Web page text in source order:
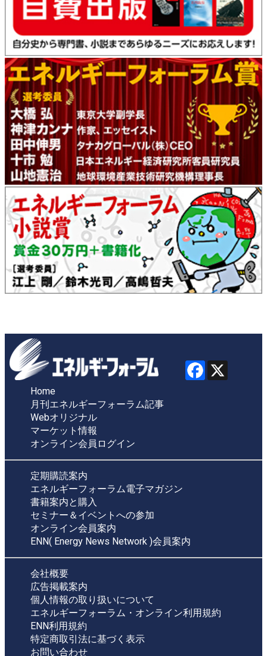
Home
月刊エネルギーフォーラム記事
Webオリジナル
マーケット情報
オンライン会員ログイン
定期購読案内
エネルギーフォーラム電子マガジン
書籍案内と購入
セミナー＆イベントへの参加
オンライン会員案内
ENN( Energy News Network )会員案内
会社概要
広告掲載案内
個人情報の取り扱いについて
エネルギーフォーラム・オンライン利用規約
ENN利用規約
特定商取引法に基づく表示
お問い合わせ